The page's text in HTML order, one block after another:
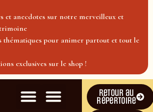
et anecdotes sur notre merveilleux et
thématiques pour animer partout et tout le
exclusives sur le shop !
Retour au
répertoire